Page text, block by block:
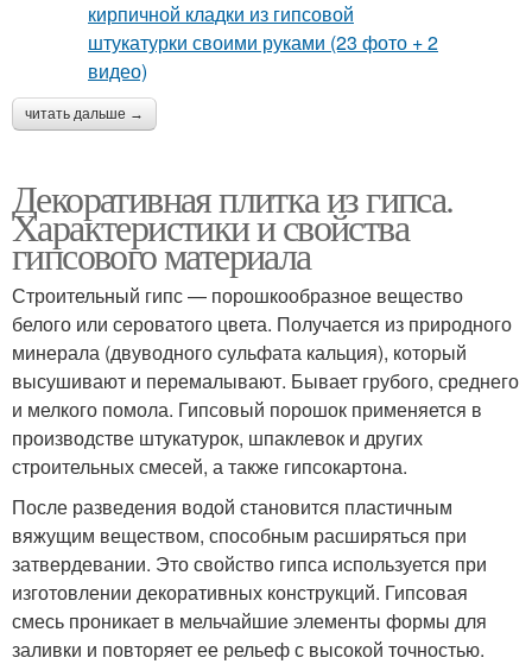
читать дальше →
Декоративная плитка из гипса.
Характеристики и свойства
гипсового материала
Строительный гипс — порошкообразное вещество
белого или сероватого цвета. Получается из природного
минерала (двуводного сульфата кальция), который
высушивают и перемалывают. Бывает грубого, среднего
и мелкого помола. Гипсовый порошок применяется в
производстве штукатурок, шпаклевок и других
строительных смесей, а также гипсокартона.
После разведения водой становится пластичным
вяжущим веществом, способным расширяться при
затвердевании. Это свойство гипса используется при
изготовлении декоративных конструкций. Гипсовая
смесь проникает в мельчайшие элементы формы для
заливки и повторяет ее рельеф с высокой точностью.